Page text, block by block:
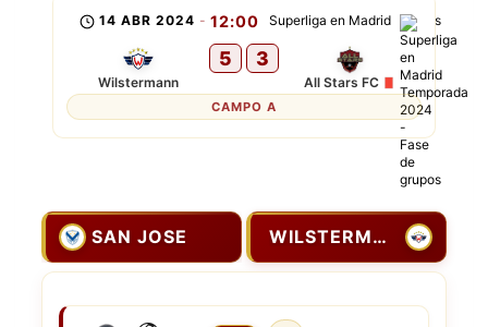
Superliga en Madrid
14 ABR 2024 - 12:00
Wilstermann
5 3
All Stars FC
CAMPO A
SAN JOSE WILSTERMANN